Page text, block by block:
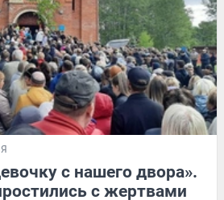
с нашего двора».
с жертвами